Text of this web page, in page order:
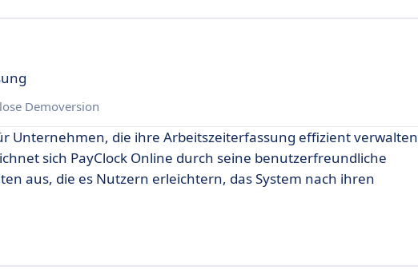
Demoversion
Unternehmen, die ihre Arbeitszeiterfassung effizient verwalten
sich PayClock Online durch seine benutzerfreundliche
aus, die es Nutzern erleichtern, das System nach ihren